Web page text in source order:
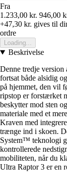
Fra
1.233,00 kr. 946,00
+47,30 kr. gives til
ordre
Loading...
Beskrivelse
Denne tredje
fortsat både alsidig
på hjemmet, den vil
ripstop er forstærket
beskytter mod sten
materiale med et
Kraven med
trænge ind i skoen.
System™ teknologi
kontrollerede
mobiliteten, når du
Ultra Raptor 3 er en